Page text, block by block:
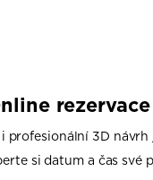
profesionální 3D
si datum a čas své